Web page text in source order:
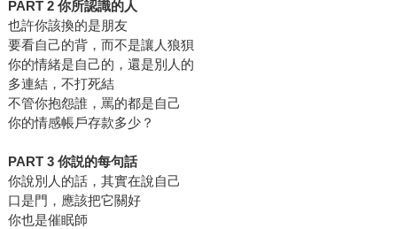
PART 2 你所認識的人
也許你該換的是朋友
要看自己的背，而不是讓人狼狽
你的情緒是自己的，還是別人的
多連結，不打死結
不管你抱怨誰，罵的都是自己
你的情感帳戶存款多少？
PART 3 你説的每句話
你說別人的話，其實在說自己
口是門，應該把它關好
你也是催眠師